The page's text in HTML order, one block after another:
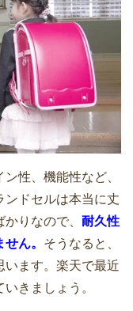
性、機能性など、
ンドセルは本当に丈
りなので、 耐久性
ん。 そうなると、
います。楽天で最近
きましょう。